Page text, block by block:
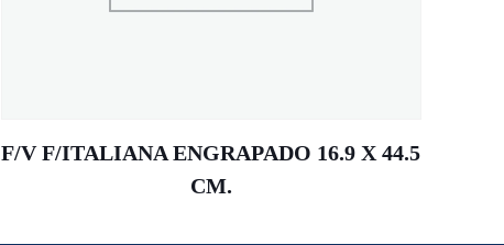
F/V F/ITALIANA ENGRAPADO 16.9 X 44.5
CM.